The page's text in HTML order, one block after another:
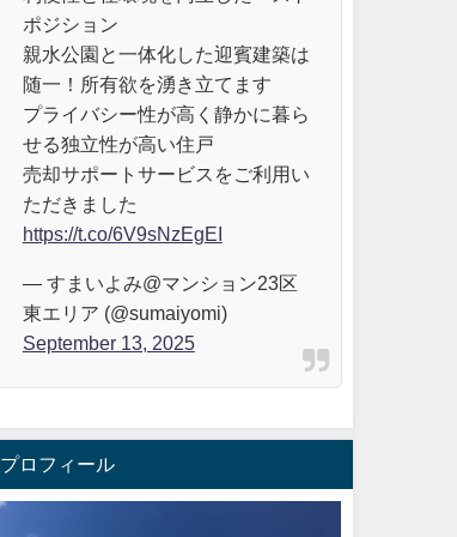
ポジション
親水公園と一体化した迎賓建築は
随一！所有欲を湧き立てます
プライバシー性が高く静かに暮ら
せる独立性が高い住戸
売却サポートサービスをご利用い
ただきました
https://t.co/6V9sNzEgEI
— すまいよみ@マンション23区
東エリア (@sumaiyomi)
September 13, 2025
プロフィール